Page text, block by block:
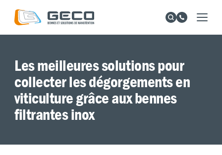
Les meilleures solutions pour
collecter les dégorgements en
viticulture grâce aux bennes
filtrantes inox